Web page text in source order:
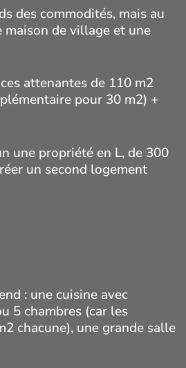
des commodités, mais au
maison de village et une
attenantes de 110 m2
pour 30 m2) +
une propriété en L, de 300
un second logement
: une cuisine avec
5 chambres (car les
chacune), une grande salle